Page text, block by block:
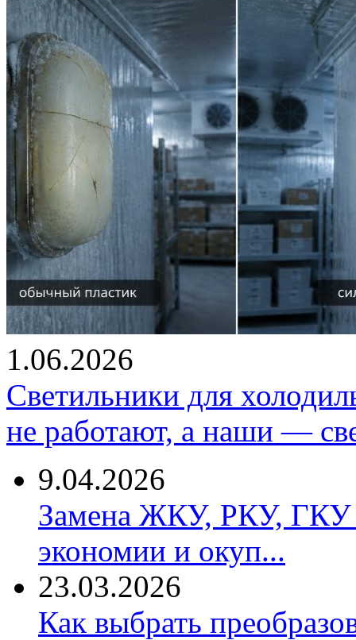
1.06.2026
Светильники для
не работают, а наши —
9.04.2026
Замена ЖКУ, РКУ, ГКУ
экономии и окуп...
23.03.2026
Как выбрать